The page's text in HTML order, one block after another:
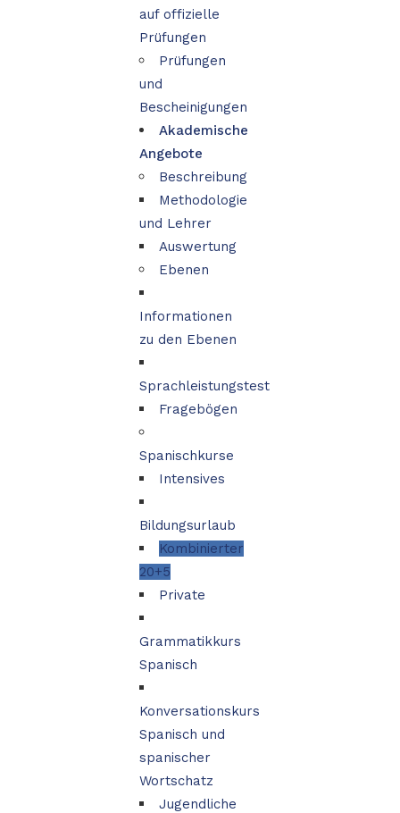
auf offizielle
Prüfungen
Prüfungen
und
Bescheinigungen
Akademische
Angebote
Beschreibung
Methodologie
und Lehrer
Auswertung
Ebenen
Informationen
zu den Ebenen
Sprachleistungstest
Fragebögen
Spanischkurse
Intensives
Bildungsurlaub
Kombinierter
20+5
Private
Grammatikkurs
Spanisch
Konversationskurs
Spanisch und
spanischer
Wortschatz
Jugendliche